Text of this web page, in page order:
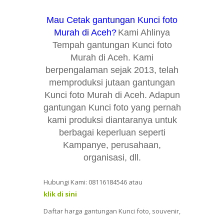
Mau Cetak gantungan Kunci foto
Murah di Aceh? Kami Ahlinya
Tempah gantungan Kunci foto
Murah di Aceh. Kami
berpengalaman sejak 2013, telah
memproduksi jutaan gantungan
Kunci foto Murah di Aceh. Adapun
gantungan Kunci foto yang pernah
kami produksi diantaranya untuk
berbagai keperluan seperti
Kampanye, perusahaan,
organisasi, dll.
Hubungi Kami: 08116184546 atau
klik di sini
Daftar harga gantungan Kunci foto, souvenir,